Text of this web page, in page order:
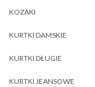
KOZAKI
KURTKI DAMSKIE
KURTKI DŁUGIE
KURTKI JEANSOWE